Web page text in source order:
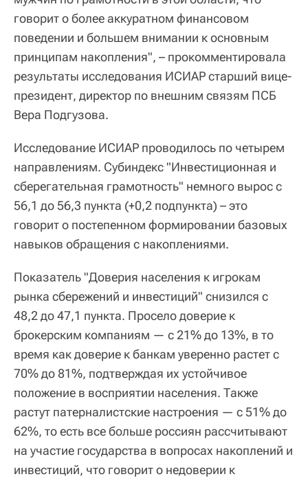
говорит о более аккуратном финансовом
поведении и большем внимании к основным
принципам накопления", – прокомментировала
результаты исследования ИСИАР старший вице-
президент, директор по внешним связям ПСБ
Вера Подгузова.
Исследование ИСИАР проводилось по четырем
направлениям. Субиндекс "Инвестиционная и
сберегательная грамотность" немного вырос с
56,1 до 56,3 пункта (+0,2 подпункта) – это
говорит о постепенном формировании базовых
навыков обращения с накоплениями.
Показатель "Доверия населения к игрокам
рынка сбережений и инвестиций" снизился с
48,2 до 47,1 пункта. Просело доверие к
брокерским компаниям — с 21% до 13%, в то
время как доверие к банкам уверенно растет с
70% до 81%, подтверждая их устойчивое
положение в восприятии населения. Также
растут патерналистские настроения — с 51% до
62%, то есть все больше россиян рассчитывают
на участие государства в вопросах накоплений и
инвестиций, что говорит о недоверии к